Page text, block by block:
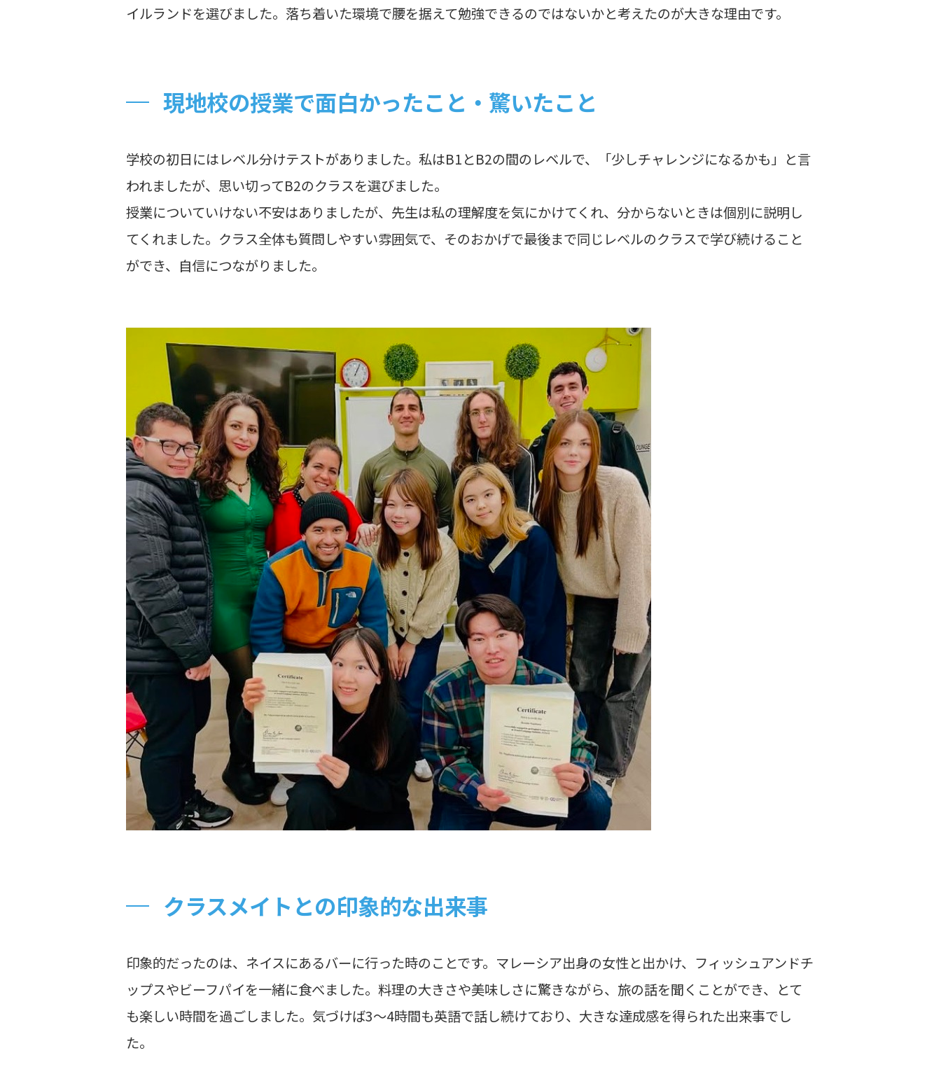
イルランドを選びました。落ち着いた環境で腰を据えて勉強できるのではないかと考えたのが大きな理由です。
現地校の授業で面白かったこと・驚いたこと
学校の初日にはレベル分けテストがありました。私はB1とB2の間のレベルで、「少しチャレンジになるかも」と言
われましたが、思い切ってB2のクラスを選びました。
授業についていけない不安はありましたが、先生は私の理解度を気にかけてくれ、分からないときは個別に説明し
てくれました。クラス全体も質問しやすい雰囲気で、そのおかげで最後まで同じレベルのクラスで学び続けること
ができ、自信につながりました。
クラスメイトとの印象的な出来事
印象的だったのは、ネイスにあるバーに行った時のことです。マレーシア出身の女性と出かけ、フィッシュアンドチ
ップスやビーフパイを一緒に食べました。料理の大きさや美味しさに驚きながら、旅の話を聞くことができ、とて
も楽しい時間を過ごしました。気づけば3〜4時間も英語で話し続けており、大きな達成感を得られた出来事でし
た。